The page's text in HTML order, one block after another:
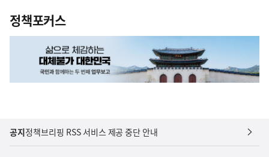
정책포커스
공지정책브리핑 RSS 서비스 제공 중단 안내